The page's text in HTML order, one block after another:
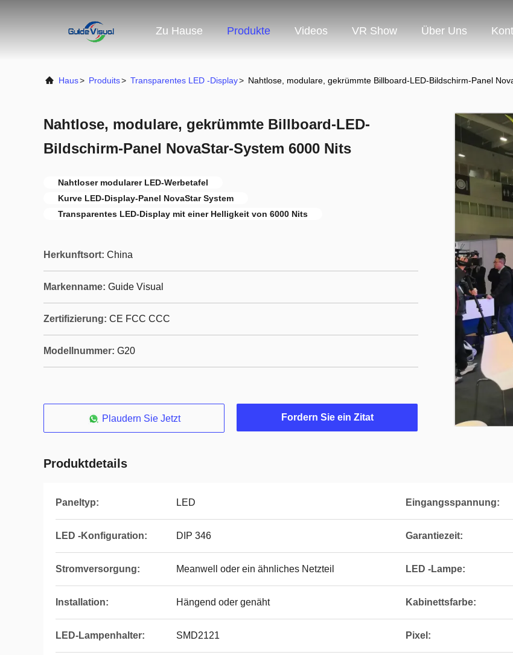
Zu Hause Produkte Videos VR Show Über Uns
Haus> Produits> Transparentes LED -Display> Nahtlose, modulare, gekrümmte Billboard-LED-Bildschirm-Panel
Nahtlose, modulare, gekrümmte Billboard-LED-
Bildschirm-Panel NovaStar-System 6000 Nits
Nahtloser modularer LED-Werbetafel
Kurve LED-Display-Panel NovaStar System
Transparentes LED-Display mit einer Helligkeit von 6000 Nits
Herkunftsort: China
Markenname: Guide Visual
Zertifizierung: CE FCC CCC
Modellnummer: G20
Plaudern Sie Jetzt Fordern Sie ein Zitat
Produktdetails
Paneltyp: LED Eingangsspannung:
LED -Konfiguration: DIP 346 Garantiezeit:
Stromversorgung: Meanwell oder ein ähnliches Netzteil LED -Lampe:
Installation: Hängend oder genäht Kabinettsfarbe:
LED-Lampenhalter: SMD2121 Pixel: